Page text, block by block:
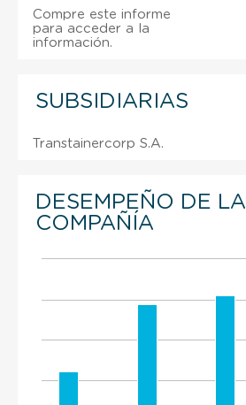
Compre este informe
para acceder a la
información.
SUBSIDIARIAS
Transtainercorp S.A.
DESEMPEÑO DE LA
COMPAÑÍA